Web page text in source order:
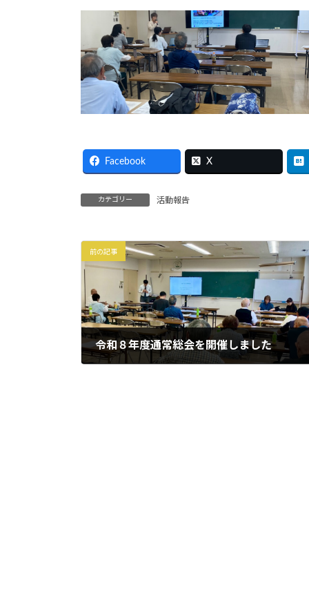
Facebook X
カテゴリー 活動報告
前の記事
令和８年度通常総会を開催しました